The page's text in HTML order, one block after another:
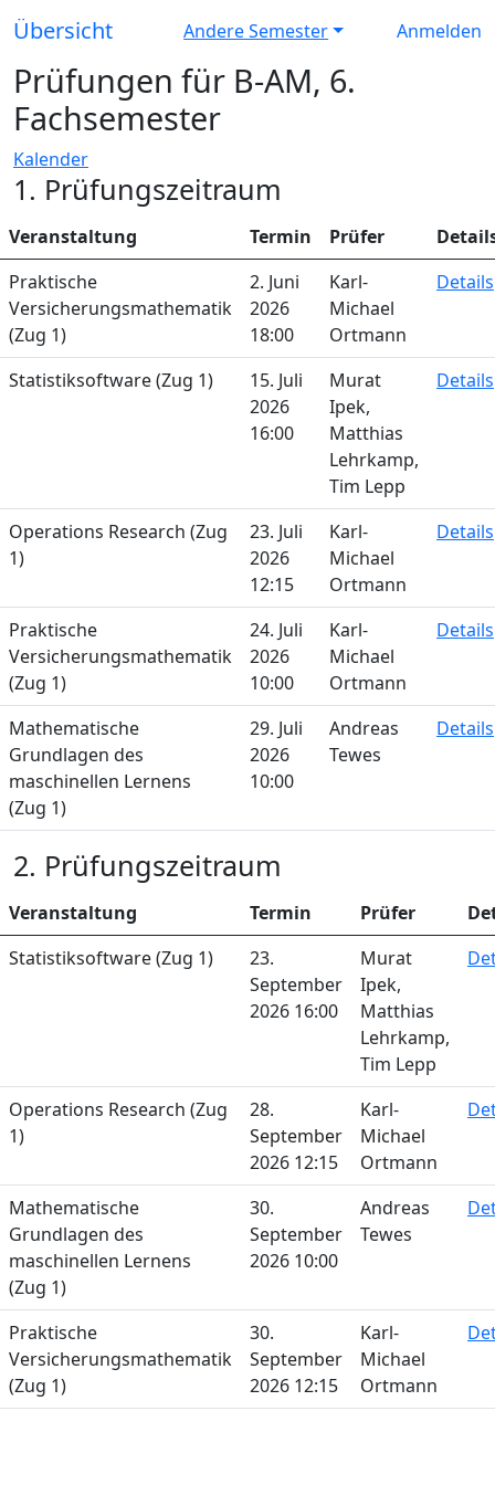
Übersicht Andere Semester Anmelden
Prüfungen für B-AM, 6.
Fachsemester
Kalender
1. Prüfungszeitraum
Veranstaltung Termin Prüfer
Praktische
Versicherungsmathematik
(Zug 1)
2. Juni
2026
18:00
Karl-
Michael
Ortmann
Details
Statistiksoftware (Zug 1)
15. Juli
2026
16:00
Murat
Ipek,
Matthias
Lehrkamp,
Tim Lepp
Details
Operations Research (Zug
1)
23. Juli
2026
12:15
Karl-
Michael
Ortmann
Details
Praktische
Versicherungsmathematik
(Zug 1)
24. Juli
2026
10:00
Karl-
Michael
Ortmann
Details
Mathematische
Grundlagen des
maschinellen Lernens
(Zug 1)
29. Juli
2026
10:00
Andreas
Tewes
Details
2. Prüfungszeitraum
Veranstaltung Termin Prüfer
Statistiksoftware (Zug 1)
23.
September
2026 16:00
Murat
Ipek,
Matthias
Lehrkamp,
Tim Lepp
Operations Research (Zug
1)
28.
September
2026 12:15
Karl-
Michael
Ortmann
Mathematische
Grundlagen des
maschinellen Lernens
(Zug 1)
30.
September
2026 10:00
Andreas
Tewes
Praktische
Versicherungsmathematik
(Zug 1)
30.
September
2026 12:15
Karl-
Michael
Ortmann